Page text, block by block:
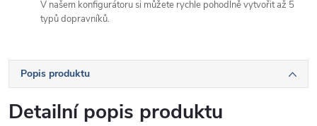
V našem konfigurátoru si můžete rychle pohodlně vytvořit až 5
typů dopravníků.
Popis produktu
Detailní popis produktu